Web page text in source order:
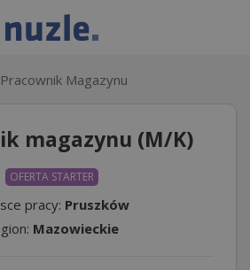
Pracownik Magazynu
magazynu (M/K)
OFERTA STARTER
pracy: Pruszków
Mazowieckie